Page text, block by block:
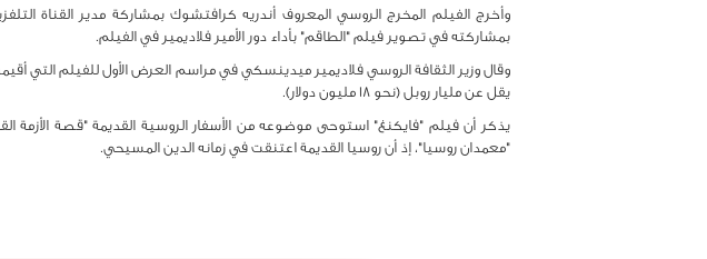
وأخرج الفيلم المخرج الروسي المعروف أندريه كرافتشوك بمشاركة مدير القناة
بمشاركته في تصوير فيلم "الطاقم" بأداء دور الأمير فلاديمير في الفيلم.
وقال وزير الثقافة الروسي فلاديمير ميدينسكي في مراسم العرض الأول للفيلم التي
يقل عن مليار روبل (نحو 18 مليون دولار).
"معمدان روسيا"، إذ أن روسيا القديمة اعتنقت في زمانه الدين المسيحي.